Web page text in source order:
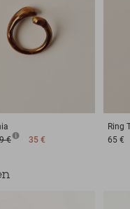
€ 35 €
Ring
65 €